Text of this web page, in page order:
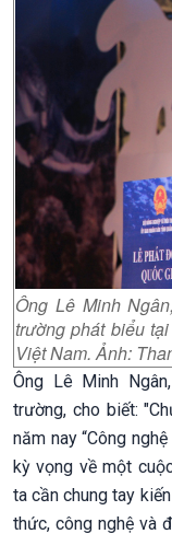
Ông Lê Minh
trường phát biểu
Việt Nam. Ảnh:
Ông Lê Minh
trường, cho biết:
năm nay “Công
kỳ vọng về một
ta cần chung tay
thức, công nghệ và